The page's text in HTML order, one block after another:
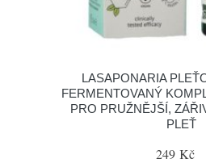
LASAPONARIA
FERMENTOVANÝ
PRO PRUŽNĚJŠÍ,
PLEŤ
249 Kč